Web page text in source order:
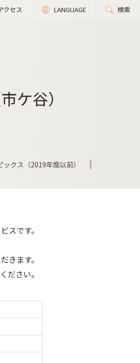
クセス LANGUAGE 検索
ケ谷）
ックス（2019年度以前）
スです。
きます。
ださい。